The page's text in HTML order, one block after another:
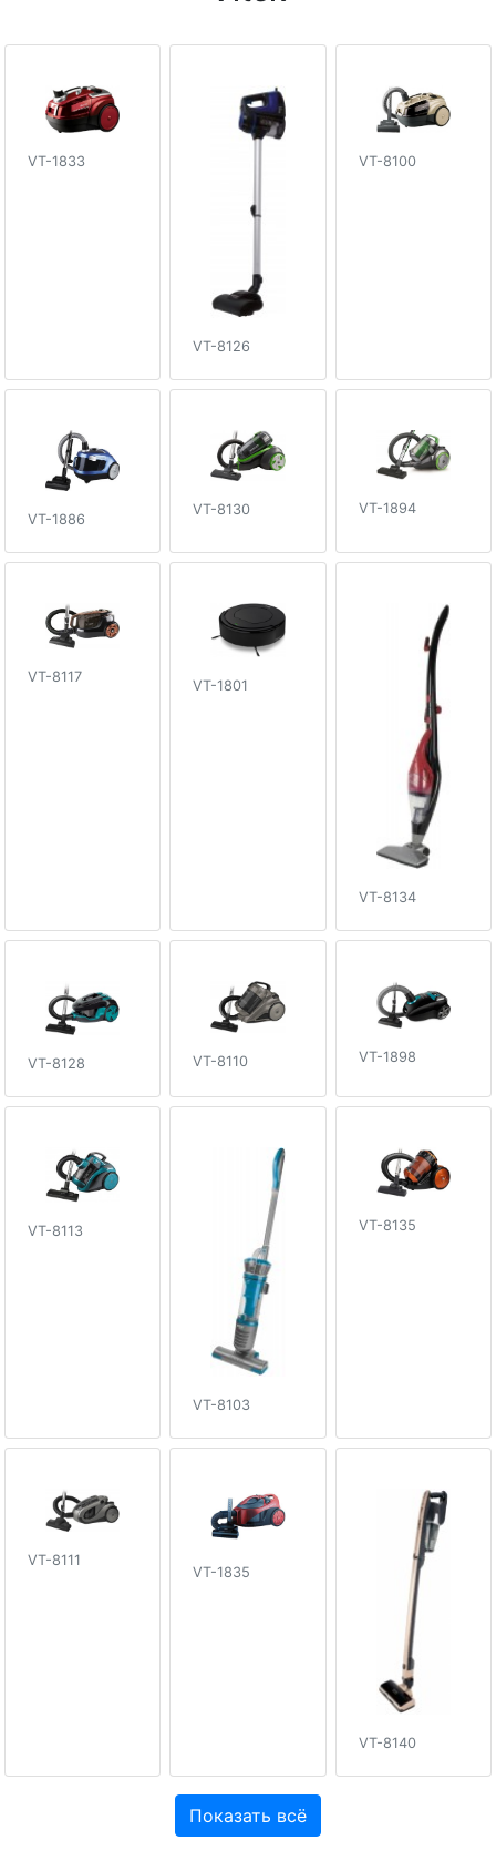
VT-1833
VT-8126
VT-8100
VT-1886
VT-8130 VT-1894
VT-8117
VT-1801
VT-8134
VT-8128 VT-8110 VT-1898
VT-8113
VT-8103
VT-8135
VT-8111
VT-1835
VT-8140
Показать всё